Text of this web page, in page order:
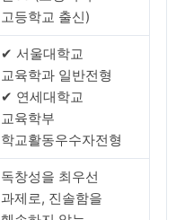
고등학교 출신)
✔ 서울대학교
교육학과 일반전형
✔ 연세대학교
교육학부
학교활동우수자전형
독창성을 최우선
과제로, 진솔함을